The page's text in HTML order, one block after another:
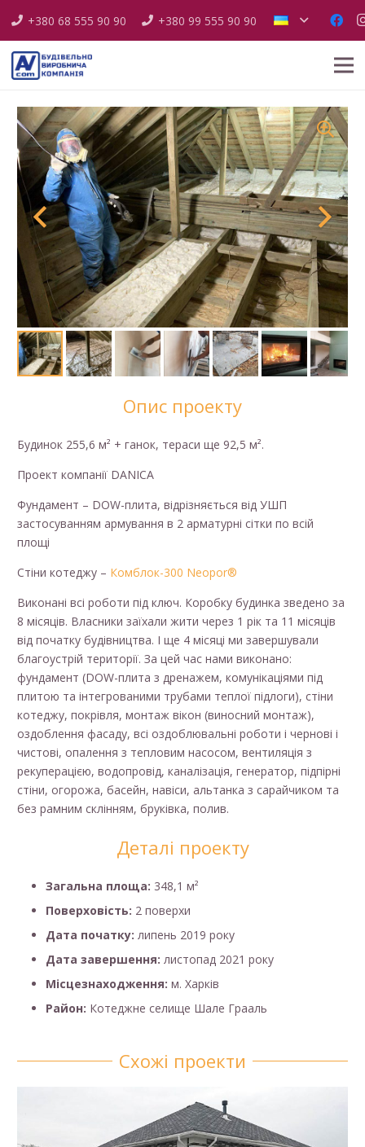
+380 68 555 90 90 +380 99 555 90 90
Опис проекту
Будинок 255,6 м² + ганок, тераси ще 92,5 м².
Проект компанії DANICA
Фундамент – DOW-плита, відрізняється від УШП
застосуванням армування в 2 арматурні сітки по всій
площі
Стіни котеджу – Комблок-300 Neopor®
Виконані всі роботи під ключ. Коробку будинка зведено за
8 місяців. Власники заїхали жити через 1 рік та 11 місяців
від початку будівництва. І ще 4 місяці ми завершували
благоустрій території. За цей час нами виконано:
фундамент (DOW-плита з дренажем, комунікаціями під
плитою та інтегрованими трубами теплої підлоги), стіни
котеджу, покрівля, монтаж вікон (виносний монтаж),
оздоблення фасаду, всі оздоблювальні роботи і чернові і
чистові, опалення з тепловим насосом, вентиляція з
рекуперацією, водопровід, каналізація, генератор, підпірні
стіни, огорожа, басейн, навіси, альтанка з сарайчиком та
без рамним склінням, бруківка, полив.
Деталі проекту
Загальна площа: 348,1 м²
Поверховість: 2 поверхи
Дата початку: липень 2019 року
Дата завершення: листопад 2021 року
Місцезнаходження: м. Харків
Район: Котеджне селище Шале Грааль
Схожі проекти